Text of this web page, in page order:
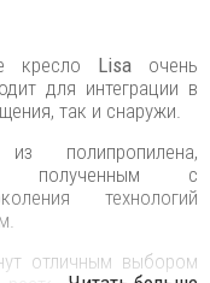
кресло Lisa очень
для интеграции в
так и снаружи.
из полипропилена,
полученным с
технологий
отличным выбором